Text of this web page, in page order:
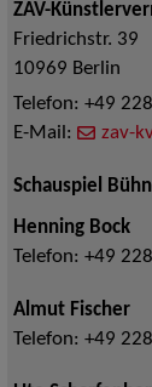
ZAV-
Friedrichstr. 39
10969 Berlin
Telefon: +49
E-Mail:
zav-
Schauspiel
Henning Bock
Telefon: +49
Almut Fischer
Telefon: +49